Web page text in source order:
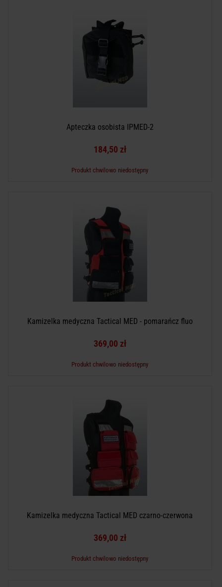
Apteczka osobista IPMED-2
184,50 zł
Produkt chwilowo niedostępny
Kamizelka medyczna Tactical MED - pomarańcz fluo
369,00 zł
Produkt chwilowo niedostępny
Kamizelka medyczna Tactical MED czarno-czerwona
369,00 zł
Produkt chwilowo niedostępny